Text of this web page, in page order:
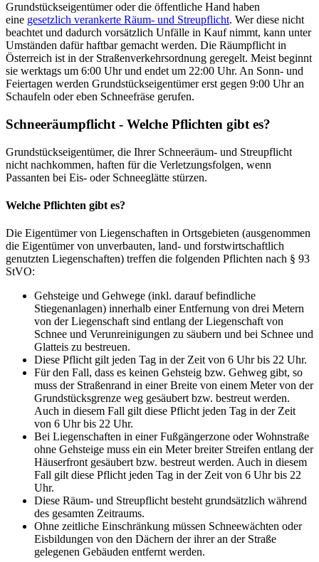
Grundstückseigentümer oder die öffentliche Hand haben
eine gesetzlich verankerte Räum- und Streupflicht. Wer diese nicht
beachtet und dadurch vorsätzlich Unfälle in Kauf nimmt, kann unter
Umständen dafür haftbar gemacht werden. Die Räumpflicht in
Österreich ist in der Straßenverkehrsordnung geregelt. Meist beginnt
sie werktags um 6:00 Uhr und endet um 22:00 Uhr. An Sonn- und
Feiertagen werden Grundstückseigentümer erst gegen 9:00 Uhr an
Schaufeln oder eben Schneefräse gerufen.
Schneeräumpflicht - Welche Pflichten gibt es?
Grundstückseigentümer, die Ihrer Schneeräum- und Streupflicht
nicht nachkommen, haften für die Verletzungsfolgen, wenn
Passanten bei Eis- oder Schneeglätte stürzen.
Welche Pflichten gibt es?
Die Eigentümer von Liegenschaften in Ortsgebieten (ausgenommen
die Eigentümer von unverbauten, land- und forstwirtschaftlich
genutzten Liegenschaften) treffen die folgenden Pflichten nach § 93
StVO:
Gehsteige und Gehwege (inkl. darauf befindliche
Stiegenanlagen) innerhalb einer Entfernung von drei Metern
von der Liegenschaft sind entlang der Liegenschaft von
Schnee und Verunreinigungen zu säubern und bei Schnee und
Glatteis zu bestreuen.
Diese Pflicht gilt jeden Tag in der Zeit von 6 Uhr bis 22 Uhr.
Für den Fall, dass es keinen Gehsteig bzw. Gehweg gibt, so
muss der Straßenrand in einer Breite von einem Meter von der
Grundstücksgrenze weg gesäubert bzw. bestreut werden.
Auch in diesem Fall gilt diese Pflicht jeden Tag in der Zeit
von 6 Uhr bis 22 Uhr.
Bei Liegenschaften in einer Fußgängerzone oder Wohnstraße
ohne Gehsteige muss ein ein Meter breiter Streifen entlang der
Häuserfront gesäubert bzw. bestreut werden. Auch in diesem
Fall gilt diese Pflicht jeden Tag in der Zeit von 6 Uhr bis 22
Uhr.
Diese Räum- und Streupflicht besteht grundsätzlich während
des gesamten Zeitraums.
Ohne zeitliche Einschränkung müssen Schneewächten oder
Eisbildungen von den Dächern der ihrer an der Straße
gelegenen Gebäuden entfernt werden.